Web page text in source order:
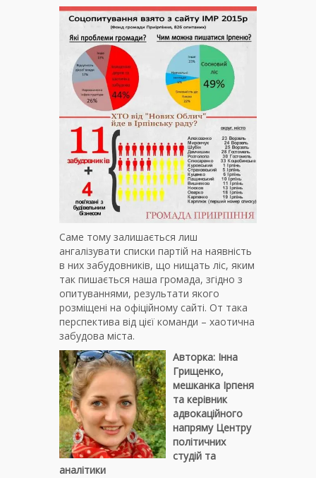
Саме тому залишається лиш
ангалізувати списки партій на наявність
в них забудовників, що нищать ліс, яким
так пишається наша громада, згідно з
опитуваннями, результати якого
розміщені на офіційному сайті. От така
перспектива від цієї команди – хаотична
забудова міста.
Авторка: Інна
Грищенко,
мешканка Ірпеня
та керівник
адвокаційного
напряму Центру
політичних
студій та
аналітики